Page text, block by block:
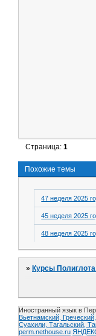
Страница:1
Похожие темы
47 неделя 2025
45 неделя 2025
48 неделя 2025
»Курсы
Иностранный язык в
Вьетнамский, Греческий,
Суахили, Тагальский,
perm.nethouse.ru